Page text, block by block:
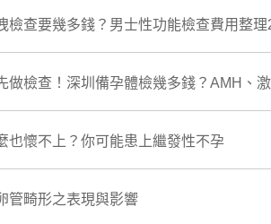
檢查要幾多錢？男士性功能檢查費用整
做檢查！深圳備孕體檢幾多錢？AMH、
也懷不上？你可能患上繼發性不孕
管畸形之表現與影響